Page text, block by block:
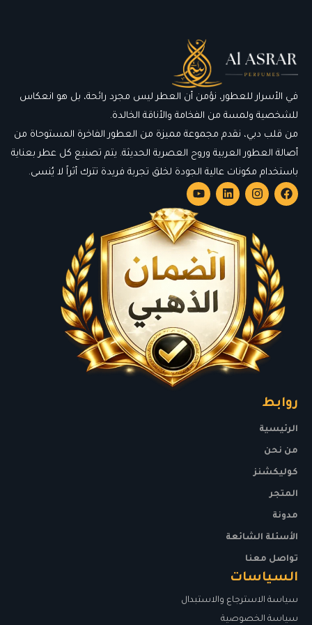
في الأسرار للعطور، نؤمن أن العطر ليس مجرد رائحة، بل هو انعكاس
للشخصية ولمسة من الفخامة والأناقة الخالدة.
من قلب دبي، نقدم مجموعة مميزة من العطور الفاخرة المستوحاة من
أصالة العطور العربية وروح العصرية الحديثة. يتم تصنيع كل عطر بعناية
باستخدام مكونات عالية الجودة لخلق تجربة فريدة تترك أثراً لا يُنسى.
روابط
الرئيسية
من نحن
كوليكشنز
المتجر
مدونة
الأسئلة الشائعة
تواصل معنا
السياسات
سياسة الاسترجاع والاستبدال
سياسة الخصوصية